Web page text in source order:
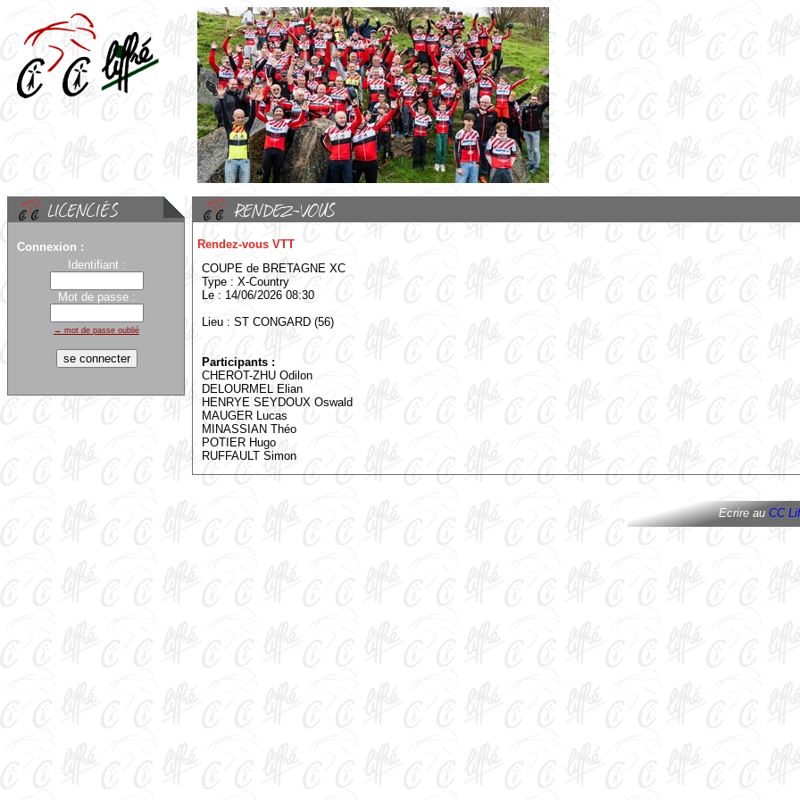
Connexion :
Identifiant :
Mot de passe :
→ mot de passe oublié
Rendez-vous VTT
COUPE de BRETAGNE XC
Type : X-Country
Le : 14/06/2026 08:30
Lieu : ST CONGARD (56)
Participants :
CHEROT-ZHU Odilon
DELOURMEL Elian
HENRYE SEYDOUX Oswald
MAUGER Lucas
MINASSIAN Théo
POTIER Hugo
RUFFAULT Simon
Ecrire au CC